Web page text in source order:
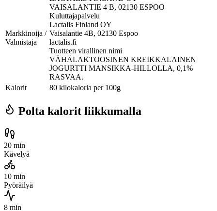
Markkinoija /
Valmistaja
VAISALANTIE 4 B, 02130 ESPOO
Kuluttajapalvelu
Lactalis Finland OY
Vaisalantie 4B, 02130 Espoo
lactalis.fi
Tuotteen virallinen nimi
VÄHÄLAKTOOSINEN KREIKKALAINEN
JOGURTTI MANSIKKA-HILLOLLA, 0,1%
RASVAA.
Kalorit
80 kilokaloria per 100g
Polta kalorit liikkumalla
20 min
Kävelyä
10 min
Pyöräilyä
8 min